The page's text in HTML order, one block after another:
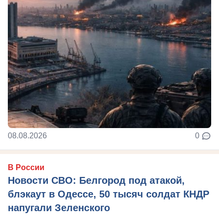
08.08.2026 0
В России
Новости СВО: Белгород под атакой,
блэкаут в Одессе, 50 тысяч солдат КНДР
напугали Зеленского